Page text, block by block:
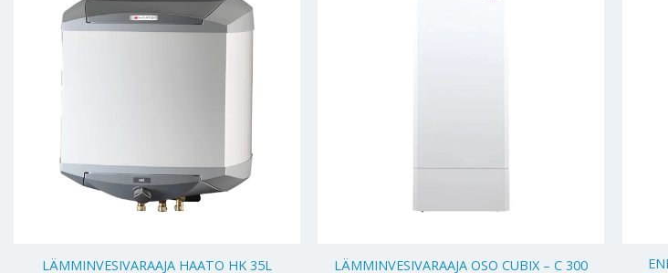
LÄMMINVESIVARAAJA HAATO HK 35L LÄMMINVESIVARAAJA OSO CUBIX – C 300